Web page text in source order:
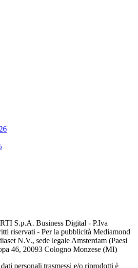
RTI S.p.A. Business Digital - P.Iva
riservati - Per la pubblicità Mediamond
N.V., sede legale Amsterdam (Paesi
46, 20093 Cologno Monzese (MI)
personali trasmessi e/o riprodotti è